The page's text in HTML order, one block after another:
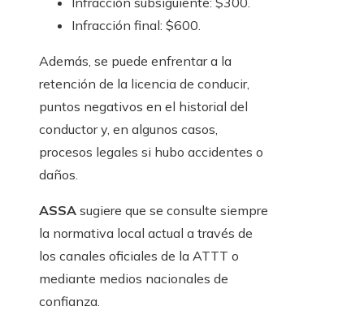
Infracción final: $600.
Además, se puede enfrentar a la
retención de la licencia de conducir,
puntos negativos en el historial del
conductor y, en algunos casos,
procesos legales si hubo accidentes o
daños.
ASSA sugiere que se consulte siempre
la normativa local actual a través de
los canales oficiales de la ATTT o
mediante medios nacionales de
confianza.